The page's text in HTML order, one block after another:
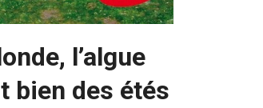
l’algue
bien des étés